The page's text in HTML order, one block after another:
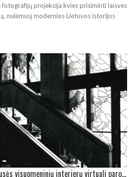
fotografijų projekcija kvies prisiminti laisvės
nulėmusį modernios Lietuvos istorijos
KPD PRISTATO: XX a. II pusės visuomeninių interjerų virtuali paroda